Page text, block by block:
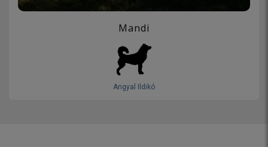
Mandi
Angyal Ildikó